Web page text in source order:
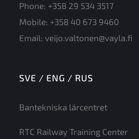
Phone: +358 29 534 3517
Mobile: +358 40 673 9460
Email: veijo.valtonen@vayla.fi
SVE / ENG / RUS
Bantekniska lärcentret
RTC Railway Training Center